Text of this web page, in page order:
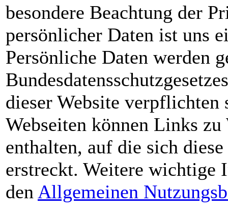
besondere Beachtung der
persönlicher Daten ist uns
Persönliche Daten werden
dieser Website verpflichten
Webseiten können Links
enthalten, auf die sich
erstreckt. Weitere wichtige
denAllgemeinen